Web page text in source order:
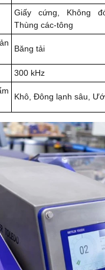
Giấy cứng, Không
Thùng các-tông
Băng tải
300 kHz
Khô, Đông lạnh sâu,